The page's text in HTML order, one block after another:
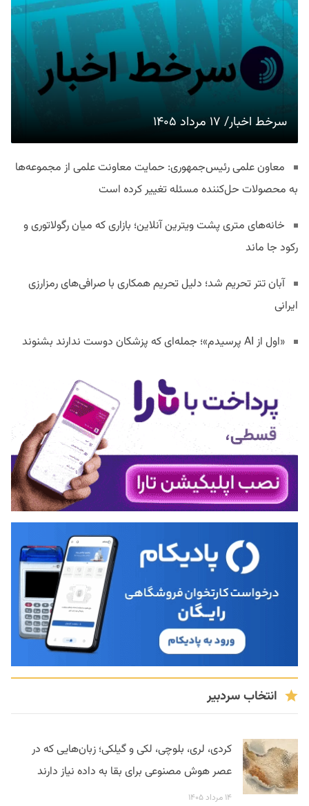
سرخط اخبار/ ۱۷ مرداد ۱۴۰۵
معاون علمی رئیس‌جمهوری: حمایت معاونت علمی از مجموعه‌ها
به محصولات حل‌کننده مسئله تغییر کرده است
خانه‌های متری پشت ویترین آنلاین؛ بازاری که میان رگولاتوری و
رکود جا ماند
آبان تتر تحریم شد؛ دلیل تحریم همکاری با صرافی‌های رمزارزی
ایرانی
«اول از AI پرسیدم»؛ جمله‌ای که پزشکان دوست ندارند بشنوند
انتخاب سردبیر
کردی، لری، بلوچی، لکی و گیلکی؛ زبان‌هایی که در
عصر هوش مصنوعی برای بقا به داده نیاز دارند
۱۴ مرداد ۱۴۰۵